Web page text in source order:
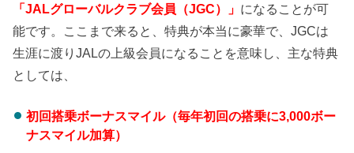
「JALグローバルクラブ会員（JGC）」 になることが可
能です。ここまで来ると、特典が本当に豪華で、JGCは
生涯に渡りJALの上級会員になることを意味し、主な特典
としては、
初回搭乗ボーナスマイル（毎年初回の搭乗に3,000ボー
ナスマイル加算）